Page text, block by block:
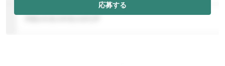
応募する